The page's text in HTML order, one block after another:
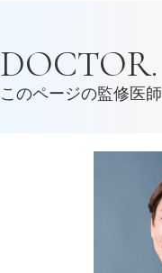
DOCTOR.
このページの監修医師